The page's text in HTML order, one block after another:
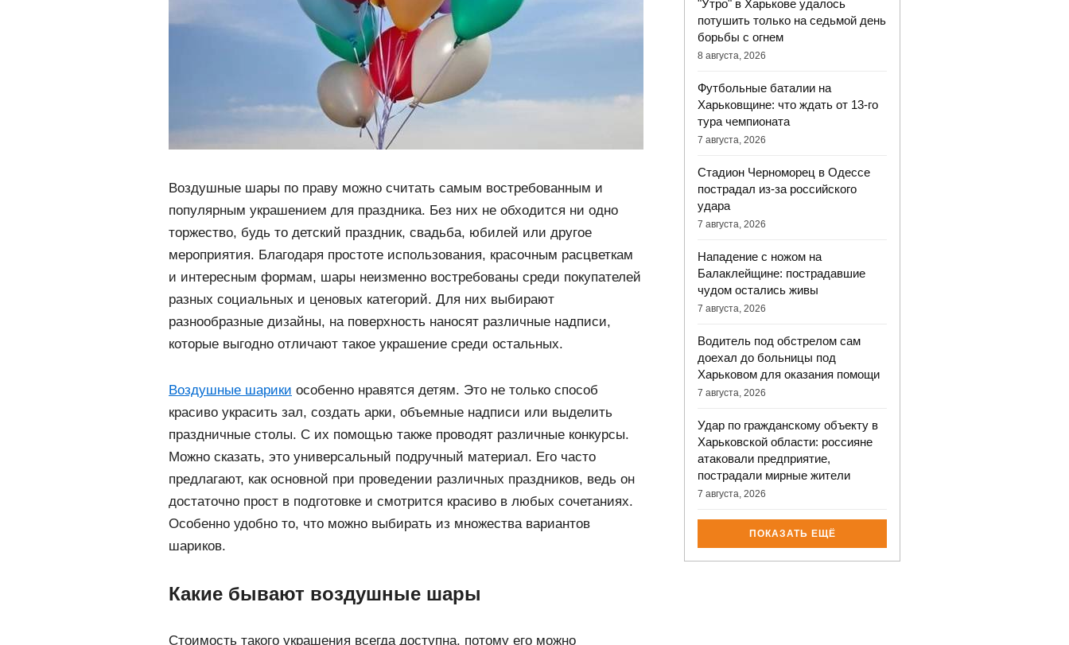
Воздушные шары по праву можно считать самым востребованным и
популярным украшением для праздника. Без них не обходится ни одно
торжество, будь то детский праздник, свадьба, юбилей или другое
мероприятия. Благодаря простоте использования, красочным расцветкам
и интересным формам, шары неизменно востребованы среди покупателей
разных социальных и ценовых категорий. Для них выбирают
разнообразные дизайны, на поверхность наносят различные надписи,
которые выгодно отличают такое украшение среди остальных.
Воздушные шарики особенно нравятся детям. Это не только способ
красиво украсить зал, создать арки, объемные надписи или выделить
праздничные столы. С их помощью также проводят различные конкурсы.
Можно сказать, это универсальный подручный материал. Его часто
предлагают, как основной при проведении различных праздников, ведь он
достаточно прост в подготовке и смотрится красиво в любых сочетаниях.
Особенно удобно то, что можно выбирать из множества вариантов
шариков.
Какие бывают воздушные шары
Стоимость такого украшения всегда доступна, потому его можно
"Утро" в Харькове удалось
потушить только на седьмой день
борьбы с огнем
8 августа, 2026
Футбольные баталии на
Харьковщине: что ждать от 13-го
тура чемпионата
7 августа, 2026
Стадион Черноморец в Одессе
пострадал из-за российского
удара
7 августа, 2026
Нападение с ножом на
Балаклейщине: пострадавшие
чудом остались живы
7 августа, 2026
Водитель под обстрелом сам
доехал до больницы под
Харьковом для оказания помощи
7 августа, 2026
Удар по гражданскому объекту в
Харьковской области: россияне
атаковали предприятие,
пострадали мирные жители
7 августа, 2026
ПОКАЗАТЬ ЕЩЁ